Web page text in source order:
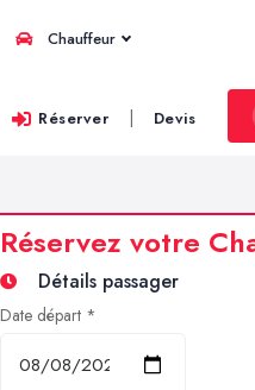
Chauffeur
Réserver | Devis
Réservez votre
Détails passager
Date départ *